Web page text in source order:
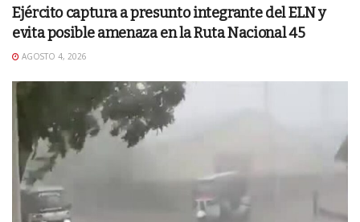
Ejército captura a presunto integrante del ELN y
evita posible amenaza en la Ruta Nacional 45
AGOSTO 4, 2026